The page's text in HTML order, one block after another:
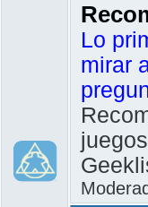
Lo
mirar